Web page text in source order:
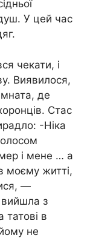
У цей час
чекати, і
Виявилося,
де
Стас
-Ніка
і мене … а
моєму житті,
—
вийшла з
татові в
не